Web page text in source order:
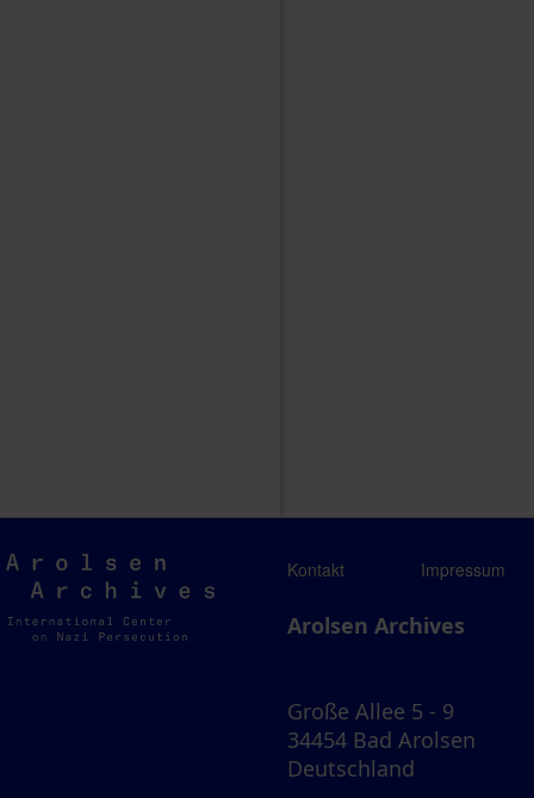
Arolsen
Archives
Kontakt Impressum
Arolsen Archives
Große Allee 5 - 9
34454 Bad Arolsen
Deutschland